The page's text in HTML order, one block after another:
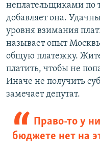
неплательщиками по
добавляет она.
уровня взимания
называет опыт
общую платежку.
платить, чтобы не
Иначе не получить
замечает депутат.
Право-то у
бюджете нет на